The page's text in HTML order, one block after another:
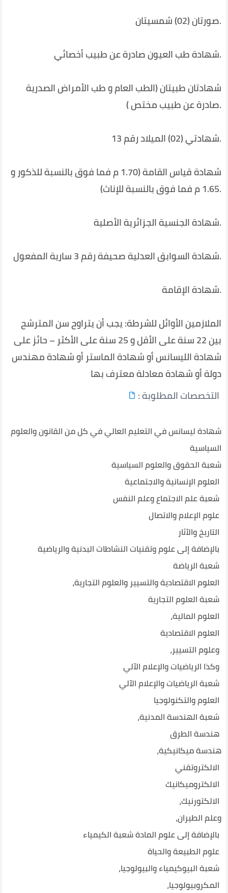
صورتان (02) شمسيتان.
شهادة طب العيون صادرة عن طبيب أخصائي.
شهادتان طبيتان (الطب العام و طب الأمراض الصدرية
صادرة عن طبيب مختص ).
شهادتي (02) الميلاد رقم 13.
شهادة قياس القامة (1.70 م فما فوق بالنسبة للذكور و
1.65 م فما فوق بالنسبة للإناث).
شهادة الجنسية الجزائرية الأصلية.
شهادة السوابق العدلية صحيفة رقم 3 سارية المفعول.
شهادة الإقامة.
الملازمين الأوائل للشرطة: يجب أن يتراوح سن المترشح
بين 22 سنة على الأقل و 25 سنة على الأكثر – حائز على
شهادة الليسانس أو شهادة الماستر أو شهادة مهندس
دولة أو شهادة معادلة معترف بها
التخصصات المطلوبة :
شهادة ليسانس في التعليم العالي في كل من القانون والعلوم
السياسية
شعبة الحقوق والعلوم السياسية
العلوم الإنسانية والاجتماعية
شعبة علم الاجتماع وعلم النفس
علوم الإعلام والاتصال
التاريخ والآثار
بالإضافة إلى علوم وتقنيات النشاطات البدنية والرياضية
شعبة الرياضة
العلوم الاقتصادية والتسيير والعلوم التجارية،
شعبة العلوم التجارية
العلوم المالية،
العلوم الاقتصادية
وعلوم التسيير،
وكذا الرياضيات والإعلام الآلي
شعبة الرياضيات والإعلام الآلي
العلوم والتكنولوجيا
شعبة الهندسة المدنية،
هندسة الطرق
هندسة ميكانيكية،
الالكتروتقني
الالكتروميكانيك
الالكتورنيك،
وعلم الطيران،
بالإضافة إلى علوم المادة شعبة الكيمياء
علوم الطبيعة والحياة
شعبة البيوكيمياء والبيولوجيا،
المكروبيولوجيا،